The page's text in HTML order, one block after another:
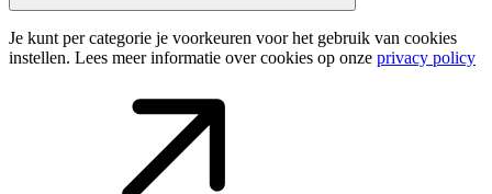
Je kunt per categorie je voorkeuren voor het gebruik van cookies
instellen. Lees meer informatie over cookies op onze privacy policy